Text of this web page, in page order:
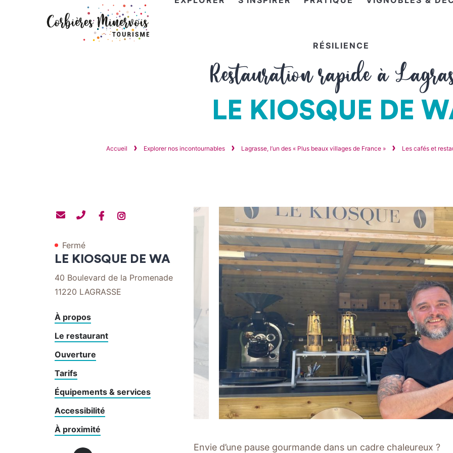
RÉSILIENCE
Restauration rapide à
LE KIOSQUE DE
Accueil Explorer nos incontournables Lagrasse, l’un des « Plus beaux villages de France » Les cafés et
Contacter
mail
ContacterFacebook
Fermé
LE KIOSQUE DE WA
40 Boulevard de la Promenade
11220 LAGRASSE
À propos
Le restaurant
Ouverture
Tarifs
Équipements & services
Accessibilité
À proximité
Envie d’une pause gourmande dans un cadre chaleureux ?